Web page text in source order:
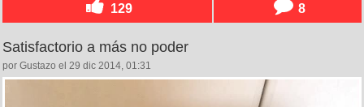
129 8
Satisfactorio a más no poder
por Gustazo el 29 dic 2014, 01:31